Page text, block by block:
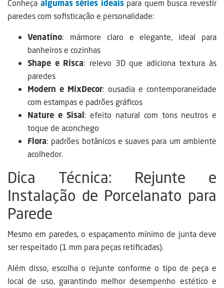
Conheça algumas séries ideaispara quem busca revestir
paredes com sofisticação e personalidade:
Venatino: mármore claro e elegante, ideal para
banheiros e cozinhas
Shape e Risca: relevo 3D que adiciona textura às
paredes
Modern e MixDecor: ousadia e contemporaneidade
com estampas e padrões gráficos
Nature e Sisal: efeito natural com tons neutros e
toque de aconchego
Flora: padrões botânicos e suaves para um ambiente
acolhedor.
Dica Técnica: Rejunte e
Instalação de Porcelanato para
Parede
Mesmo em paredes, o espaçamento mínimo de junta deve
ser respeitado (1 mm para peças retificadas).
Além disso, escolha o rejunte conforme o tipo de peça e
local de uso, garantindo melhor desempenho estético e